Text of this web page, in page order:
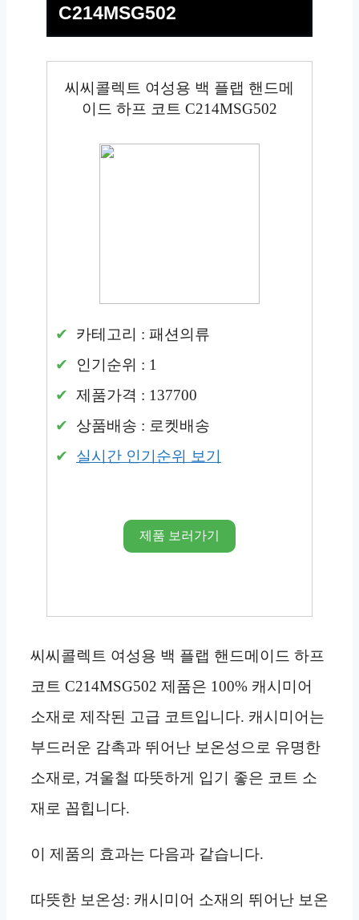
C214MSG502
씨씨콜렉트 여성용 백 플랩 핸드메
이드 하프 코트 C214MSG502
카테고리 : 패션의류
인기순위 : 1
제품가격 : 137700
상품배송 : 로켓배송
실시간 인기순위 보기
제품 보러가기
씨씨콜렉트 여성용 백 플랩 핸드메이드 하프
코트 C214MSG502 제품은 100% 캐시미어
소재로 제작된 고급 코트입니다. 캐시미어는
부드러운 감촉과 뛰어난 보온성으로 유명한
소재로, 겨울철 따뜻하게 입기 좋은 코트 소
재로 꼽힙니다.
이 제품의 효과는 다음과 같습니다.
따뜻한 보온성: 캐시미어 소재의 뛰어난 보온